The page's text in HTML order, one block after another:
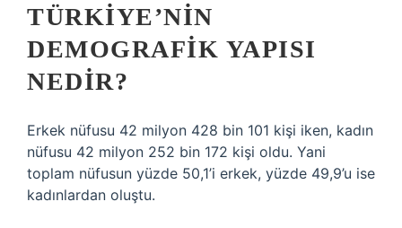
TÜRKIYE’NIN
DEMOGRAFIK YAPISI
NEDIR?
Erkek nüfusu 42 milyon 428 bin 101 kişi iken, kadın
nüfusu 42 milyon 252 bin 172 kişi oldu. Yani
toplam nüfusun yüzde 50,1’i erkek, yüzde 49,9’u ise
kadınlardan oluştu.